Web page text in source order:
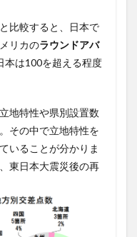
比較すると、日本で
リカのラウンドアバ
本は100を超える程度
地特性や県別設置数
その中で立地特性を
いることが分かりま
東日本大震災後の再